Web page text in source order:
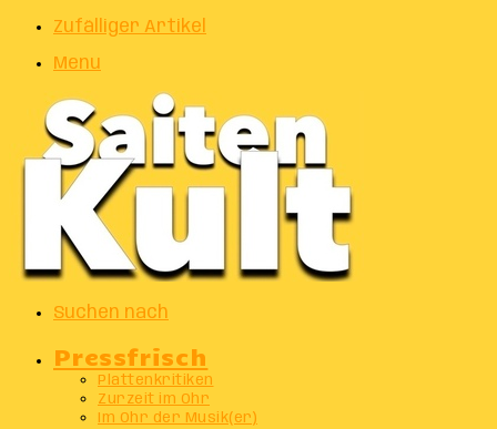
Zufälliger Artikel
Menu
Suchen nach
Pressfrisch
Plattenkritiken
Zurzeit im Ohr
Im Ohr der Musik(er)